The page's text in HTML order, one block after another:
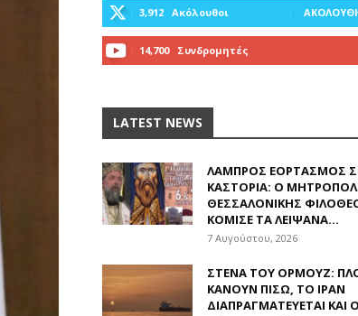
3,912 Ακόλουθοι
14,700 Συνδρομητές
LATEST NEWS
ΛΑΜΠΡΌΣ ΕΟΡΤΑΣΜΌΣ
ΚΑΣΤΟΡΙΆ: Ο
ΘΕΣΣΑΛΟΝΊΚΗΣ
ΚΌΜΙΣΕ ΤΑ ΛΕΊΨΑΝΑ...
7 Αυγούστου, 2026
ΣΤΕΝΆ ΤΟΥ ΟΡΜΟΎΖ:
ΚΆΝΟΥΝ ΠΊΣΩ, ΤΟ ΙΡΆΝ
ΔΙΑΠΡΑΓΜΑΤΕΎΕΤΑΙ ΚΑΙ